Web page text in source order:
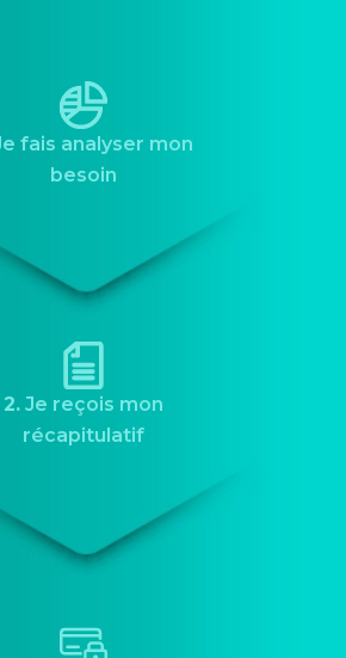
fais analyser mon
besoin
2. Je reçois mon
récapitulatif